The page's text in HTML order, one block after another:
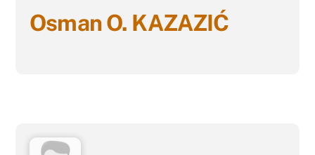
Osman O. KAZAZIĆ